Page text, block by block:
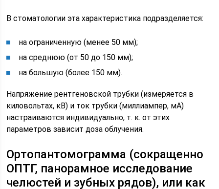
В стоматологии эта характеристика подразделяется:
на ограниченную (менее 50 мм);
на среднюю (от 50 до 150 мм);
на большую (более 150 мм).
Напряжение рентгеновской трубки (измеряется в
киловольтах, кВ) и ток трубки (миллиампер, мА)
настраиваются индивидуально, т. к. от этих
параметров зависит доза облучения.
Ортопантомограмма (сокращенно
ОПТГ, панорамное исследование
челюстей и зубных рядов), или как